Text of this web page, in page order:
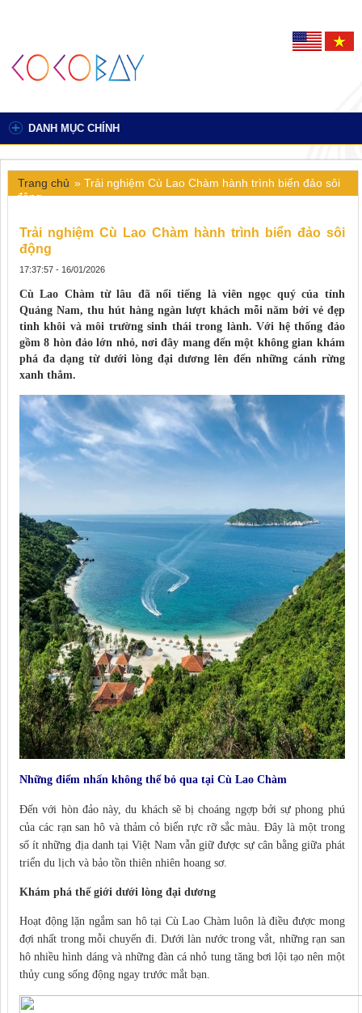
DANH MỤC CHÍNH
Trang chủ » Trải nghiệm Cù Lao Chàm hành trình biển đảo sôi
động
Trải nghiệm Cù Lao Chàm hành trình biển đảo sôi
động
17:37:57 - 16/01/2026
Cù Lao Chàm từ lâu đã nổi tiếng là viên ngọc quý của tỉnh
Quảng Nam, thu hút hàng ngàn lượt khách mỗi năm bởi vẻ đẹp
tinh khôi và môi trường sinh thái trong lành. Với hệ thống đảo
gồm 8 hòn đảo lớn nhỏ, nơi đây mang đến một không gian khám
phá đa dạng từ dưới lòng đại dương lên đến những cánh rừng
xanh thẳm.
Những điểm nhấn không thể bỏ qua tại Cù Lao Chàm
Đến với hòn đảo này, du khách sẽ bị choáng ngợp bởi sự phong phú
của các rạn san hô và thảm cỏ biển rực rỡ sắc màu. Đây là một trong
số ít những địa danh tại Việt Nam vẫn giữ được sự cân bằng giữa phát
triển du lịch và bảo tồn thiên nhiên hoang sơ.
Khám phá thế giới dưới lòng đại dương
Hoạt động lặn ngắm san hô tại Cù Lao Chàm luôn là điều được mong
đợi nhất trong mỗi chuyến đi. Dưới làn nước trong vắt, những rạn san
hô nhiều hình dáng và những đàn cá nhỏ tung tăng bơi lội tạo nên một
thủy cung sống động ngay trước mắt bạn.